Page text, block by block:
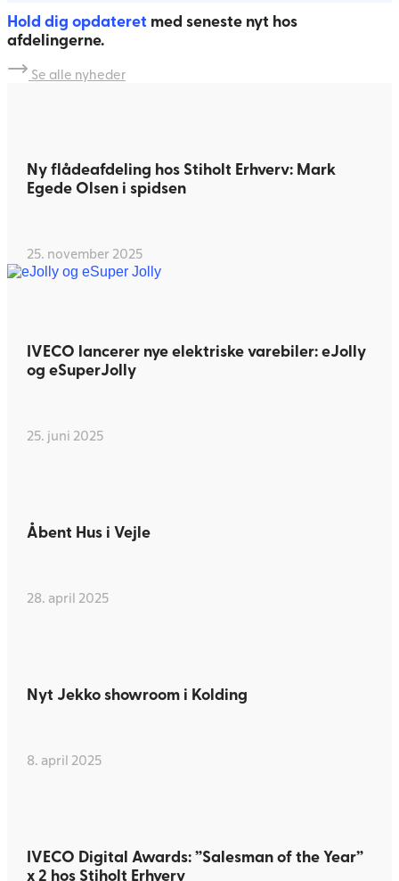
Hold dig opdateret med seneste nyt hos
afdelingerne.
Se alle nyheder
Ny flådeafdeling hos Stiholt Erhverv: Mark
Egede Olsen i spidsen
25. november 2025
IVECO lancerer nye elektriske varebiler: eJolly
og eSuperJolly
25. juni 2025
Åbent Hus i Vejle
28. april 2025
Nyt Jekko showroom i Kolding
8. april 2025
IVECO Digital Awards: ”Salesman of the Year”
x 2 hos Stiholt Erhverv